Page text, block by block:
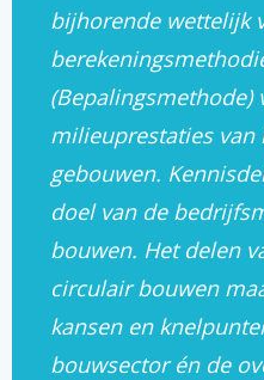
bijhorende wettelijk
(Bepalingsmethode)
milieuprestaties
gebouwen.
doel van de
bouwen. Het delen
circulair bouwen
kansen en
bouwsector én de